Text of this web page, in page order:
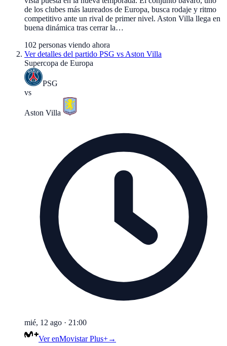
de los clubes más laureados de Europa, busca rodaje y ritmo
competitivo ante un rival de primer nivel. Aston Villa llega en
buena dinámica tras cerrar la…
102 personas viendo ahora
Ver detalles del partido PSG vs Aston Villa
Supercopa de Europa
PSG
vs
Aston Villa
mié, 12 ago · 21:00
Ver enMovistar Plus+→